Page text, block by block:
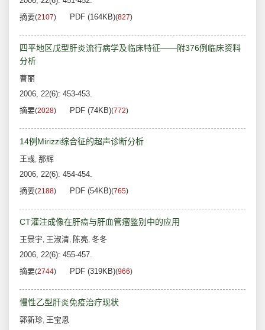
摘要(2107) PDF (164KB)(827)
四平地区戊型肝炎流行病学及临床特征——附376例临床资料
分析
曹丽
2006, 22(6): 453-453.
摘要(2028) PDF (74KB)(772)
14例Mirizzi综合征的超声诊断分析
王彧, 那辉
2006, 22(6): 454-454.
摘要(2188) PDF (54KB)(765)
CT灌注成像在肝癌与肝血管瘤鉴别中的应用
王景宇, 王淑清, 陈亮, 冬冬
2006, 22(6): 455-457.
摘要(2744) PDF (319KB)(966)
慢性乙型肝炎免疫治疗现状
郭新珍, 王宝恩